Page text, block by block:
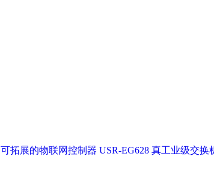
可拓展的物联网控制器 USR-EG628 真工业级交换